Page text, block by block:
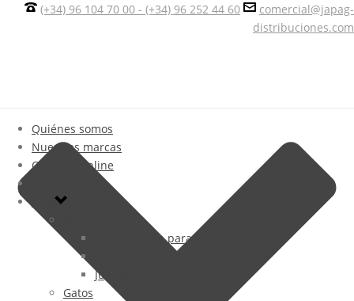
(+34) 96 104 70 00 - (+34) 96 252 44 60
comercial@japag-
distribuciones.com
Quiénes somos
Nuestras marcas
Catálogo online
Tienda online
Alimentación para Perros
Higiene para Perros
Juguetes para Perros
Gatos